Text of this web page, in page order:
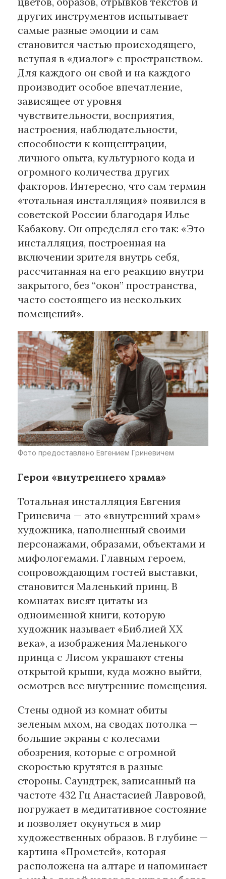
других инструментов испытывает
самые разные эмоции и сам
становится частью происходящего,
вступая в «диалог» с пространством.
Для каждого он свой и на каждого
производит особое впечатление,
зависящее от уровня
чувствительности, восприятия,
настроения, наблюдательности,
способности к концентрации,
личного опыта, культурного кода и
огромного количества других
факторов. Интересно, что сам термин
«тотальная инсталляция» появился в
советской России благодаря Илье
Кабакову. Он определял его так: «Это
инсталляция, построенная на
включении зрителя внутрь себя,
рассчитанная на его реакцию внутри
закрытого, без “окон” пространства,
часто состоящего из нескольких
помещений».
Фото предоставлено Евгением Гриневичем
Герои «внутреннего храма»
Тотальная инсталляция Евгения
Гриневича — это «внутренний храм»
художника, наполненный своими
персонажами, образами, объектами и
мифологемами. Главным героем,
сопровождающим гостей выставки,
становится Маленький принц. В
комнатах висят цитаты из
одноименной книги, которую
художник называет «Библией XX
века», а изображения Маленького
принца с Лисом украшают стены
открытой крыши, куда можно выйти,
осмотрев все внутренние помещения.
Стены одной из комнат обиты
зеленым мхом, на сводах потолка —
большие экраны с колесами
обозрения, которые с огромной
скоростью крутятся в разные
стороны. Саундтрек, записанный на
частоте 432 Гц Анастасией Лавровой,
погружает в медитативное состояние
и позволяет окунуться в мир
художественных образов. В глубине —
картина «Прометей», которая
расположена на алтаре и напоминает